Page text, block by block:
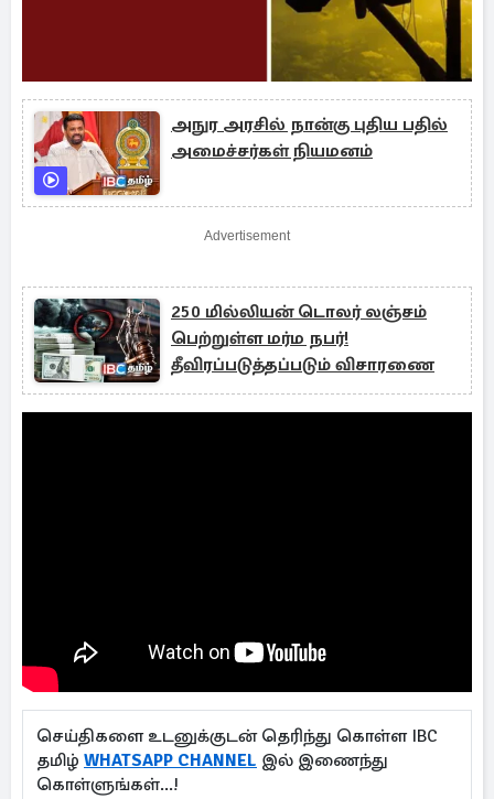
அநுர அரசில் நான்கு புதிய பதில்
அமைச்சர்கள் நியமனம்
Advertisement
250 மில்லியன் டொலர் லஞ்சம்
பெற்றுள்ள மர்ம நபர்!
தீவிரப்படுத்தப்படும் விசாரணை
செய்திகளை உடனுக்குடன் தெரிந்து கொள்ள IBC
தமிழ் WHATSAPP CHANNEL இல் இணைந்து
கொள்ளுங்கள்...!